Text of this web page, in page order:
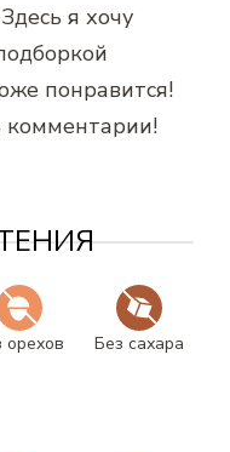
я хочу
понравится!
комментарии!
орехов Без сахара